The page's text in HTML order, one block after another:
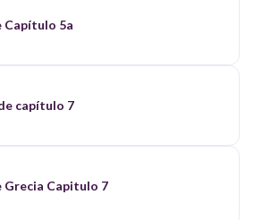
Capítulo 5a
capítulo 7
Grecia Capitulo 7